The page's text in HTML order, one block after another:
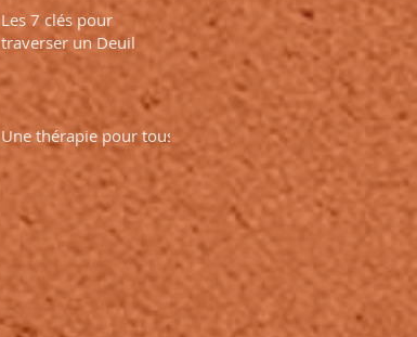
Les 7 clés pour
traverser un Deuil
Une thérapie pour tous